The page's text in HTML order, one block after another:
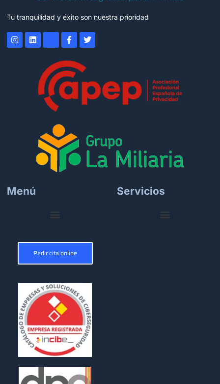
Tu tranquilidad y éxito son nuestra prioridad
Menú
Pedir cita online
Servicios